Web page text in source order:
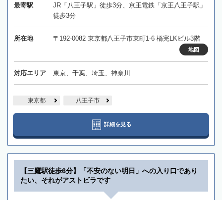
最寄駅
JR「八王子駅」徒歩3分、京王電鉄「京王八王子駅」
徒歩3分
所在地 〒192-0082 東京都八王子市東町1-6 橋完LKビル3階
地図
対応エリア 東京、千葉、埼玉、神奈川
東京都 八王子市
詳細を見る
【三鷹駅徒歩6分】「不安のない明日」への入り口であり
たい、それがアストビラです